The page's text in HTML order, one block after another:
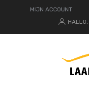
MIJN ACCOUNT
HALLO.